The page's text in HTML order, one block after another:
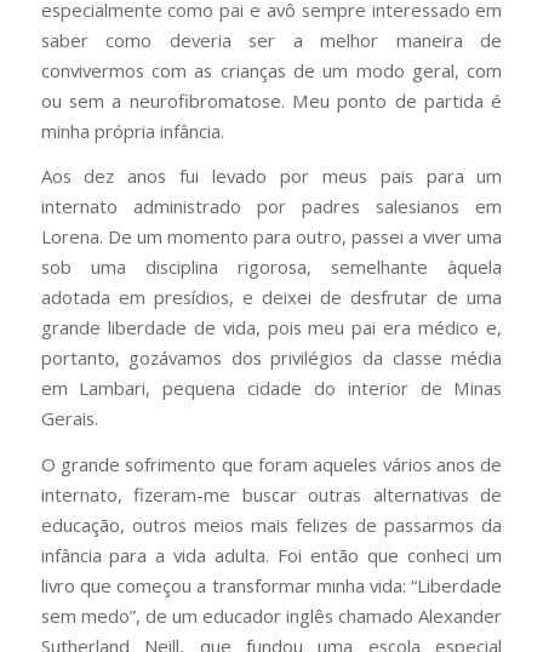
especialmente como pai e avô sempre interessado em
saber como deveria ser a melhor maneira de
convivermos com as crianças de um modo geral, com
ou sem a neurofibromatose. Meu ponto de partida é
minha própria infância.
Aos dez anos fui levado por meus pais para um
internato administrado por padres salesianos em
Lorena. De um momento para outro, passei a viver uma
sob uma disciplina rigorosa, semelhante àquela
adotada em presídios, e deixei de desfrutar de uma
grande liberdade de vida, pois meu pai era médico e,
portanto, gozávamos dos privilégios da classe média
em Lambari, pequena cidade do interior de Minas
Gerais.
O grande sofrimento que foram aqueles vários anos de
internato, fizeram-me buscar outras alternativas de
educação, outros meios mais felizes de passarmos da
infância para a vida adulta. Foi então que conheci um
livro que começou a transformar minha vida: “Liberdade
sem medo”, de um educador inglês chamado Alexander
Sutherland Neill, que fundou uma escola especial